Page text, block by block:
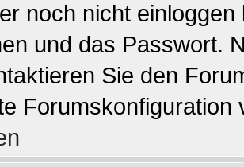
noch nicht
und das Passwort.
Sie den
Forumskonfiguration